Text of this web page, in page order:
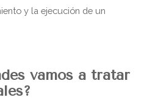
y la ejecución de un
vamos a tratar